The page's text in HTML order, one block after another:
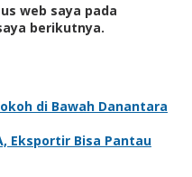
web saya pada
berikutnya.
di Bawah Danantara
Eksportir Bisa Pantau